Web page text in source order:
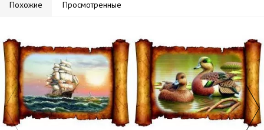
Похожие Просмотренные